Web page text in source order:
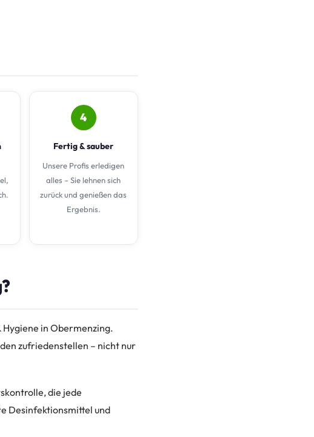
4
Fertig & sauber
Unsere Profis erledigen
alles – Sie lehnen sich
zurück und genießen das
Ergebnis.
in Obermenzing.
zufriedenstellen – nicht nur
die jede
Desinfektionsmittel und